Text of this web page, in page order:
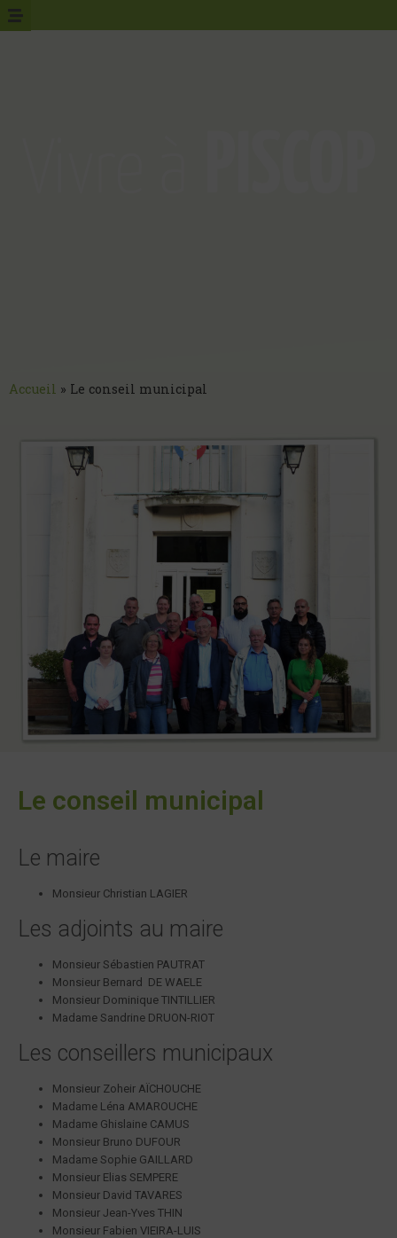
Accueil » Le conseil municipal
Le conseil municipal
Le maire
Monsieur Christian LAGIER
Les adjoints au maire
Monsieur Sébastien PAUTRAT
Monsieur Bernard DE WAELE
Monsieur Dominique TINTILLIER
Madame Sandrine DRUON-RIOT
Les conseillers municipaux
Monsieur Zoheir AÏCHOUCHE
Madame Léna AMAROUCHE
Madame Ghislaine CAMUS
Monsieur Bruno DUFOUR
Madame Sophie GAILLARD
Monsieur Elias SEMPERE
Monsieur David TAVARES
Monsieur Jean-Yves THIN
Monsieur Fabien VIEIRA-LUIS